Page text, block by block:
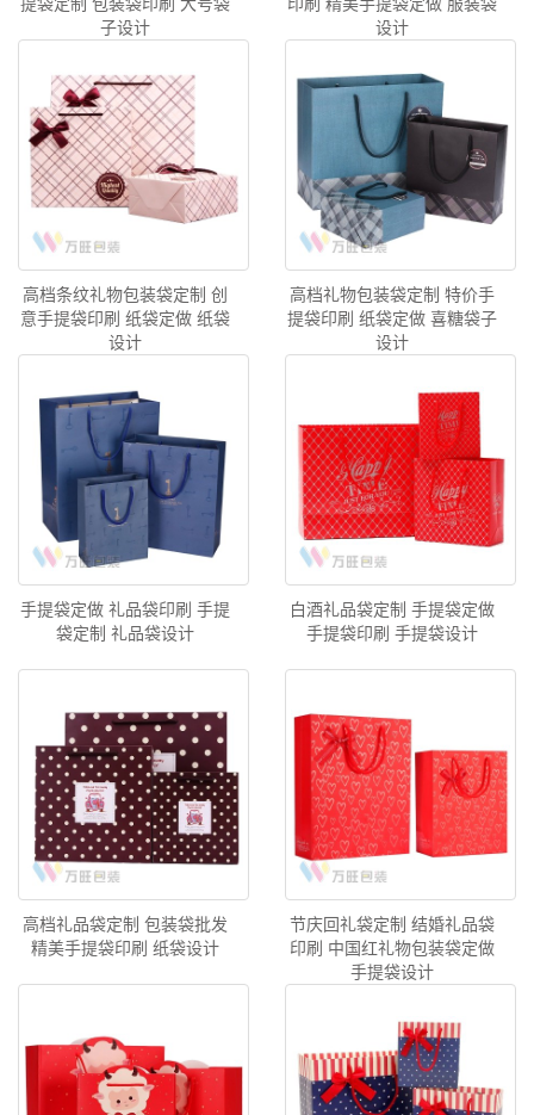
子设计
设计
高档条纹礼物包装袋定制 创
意手提袋印刷 纸袋定做 纸袋
设计
高档礼物包装袋定制 特价手
提袋印刷 纸袋定做 喜糖袋子
设计
手提袋定做 礼品袋印刷 手提
袋定制 礼品袋设计
白酒礼品袋定制 手提袋定做
手提袋印刷 手提袋设计
高档礼品袋定制 包装袋批发
精美手提袋印刷 纸袋设计
节庆回礼袋定制 结婚礼品袋
印刷 中国红礼物包装袋定做
手提袋设计